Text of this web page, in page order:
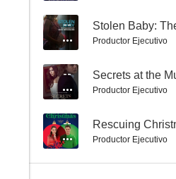
Tornado en Nueva York
--
Productor Ejecutivo
-- Secrets at the
Productor Ejecutivo
-- Rescuing
Productor Ejecutivo